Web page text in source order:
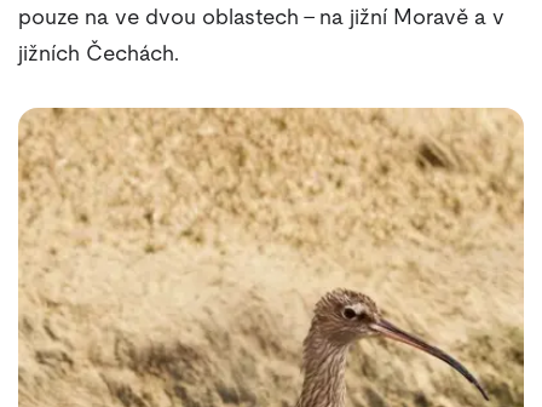
pouze na ve dvou oblastech – na jižní Moravě a v
jižních Čechách.